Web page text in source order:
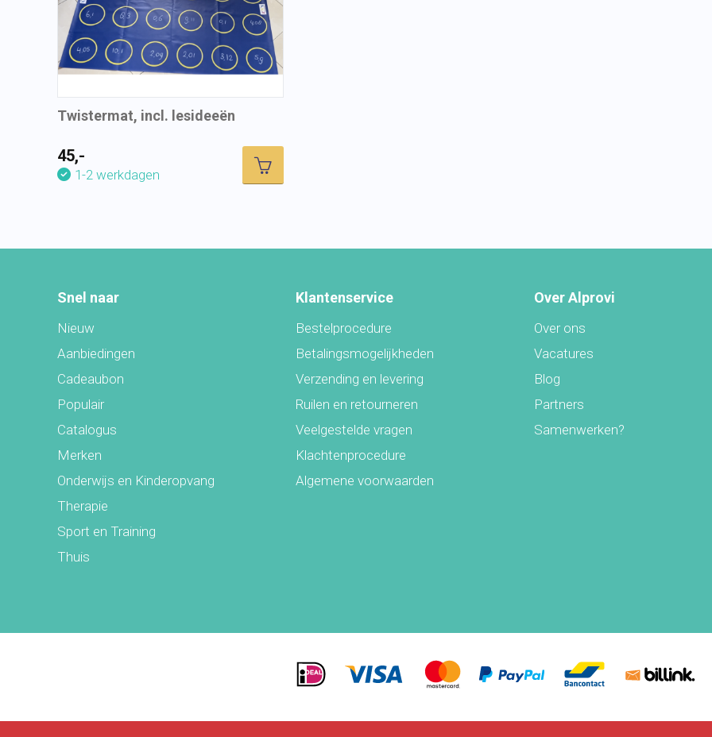
Twistermat, incl. lesideeën
45,-
1-2 werkdagen
Snel naar
Nieuw
Aanbiedingen
Cadeaubon
Populair
Catalogus
Merken
Onderwijs en Kinderopvang
Therapie
Sport en Training
Thuis
Klantenservice
Bestelprocedure
Betalingsmogelijkheden
Verzending en levering
Ruilen en retourneren
Veelgestelde vragen
Klachtenprocedure
Algemene voorwaarden
Over Alprovi
Over ons
Vacatures
Blog
Partners
Samenwerken?